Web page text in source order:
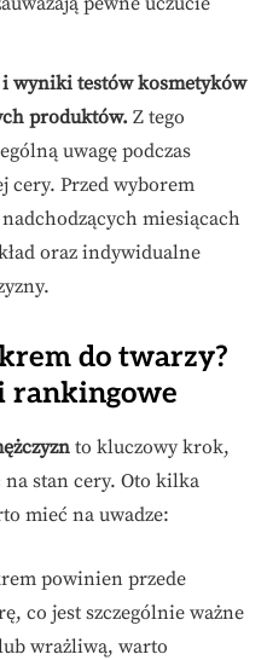
wyniki testów kosmetyków
produktów. Z tego
uwagę podczas
cery. Przed wyborem
miesiącach
oraz indywidualne
do twarzy?
rankingowe
to kluczowy krok,
na stan cery. Oto kilka
mieć na uwadze:
powinien przede
co jest szczególnie ważne
wrażliwą, warto